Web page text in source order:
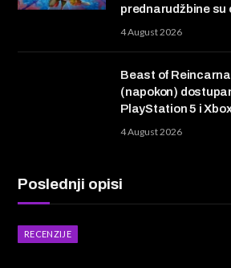
prednarudžbine su
4 August 2026
Beast of
(napokon)
PlayStation 5 i
4 August 2026
Poslednji opisi
RECENZIJE